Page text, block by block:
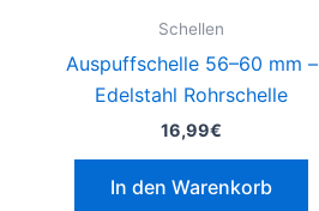
Schellen
Auspuffschelle 56–60 mm –
Edelstahl Rohrschelle
16,99€
In den Warenkorb